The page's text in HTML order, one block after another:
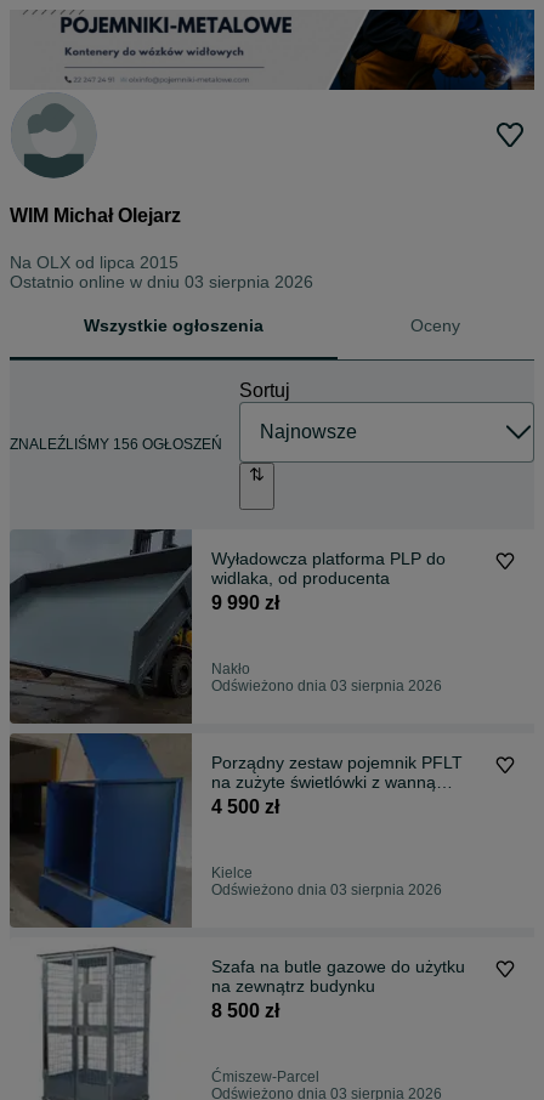
WIM Michał Olejarz
Na OLX od lipca 2015
Ostatnio online w dniu 03 sierpnia 2026
Wszystkie ogłoszenia Oceny
ZNALEŹLIŚMY 156 OGŁOSZEŃ
Sortuj
Wyładowcza platforma PLP do
widlaka, od producenta
9 990 zł
Nakło
Odświeżono dnia 03 sierpnia 2026
Porządny zestaw pojemnik PFLT
na zużyte świetlówki z wanną
wychwytową
4 500 zł
Kielce
Odświeżono dnia 03 sierpnia 2026
Szafa na butle gazowe do użytku
na zewnątrz budynku
8 500 zł
Ćmiszew-Parcel
Odświeżono dnia 03 sierpnia 2026